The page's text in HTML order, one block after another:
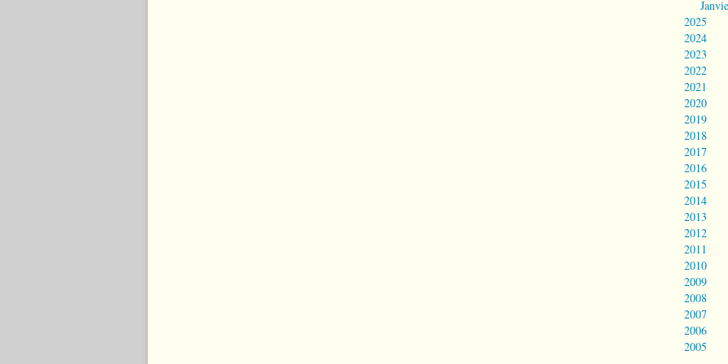
2025
2024
2023
2022
2021
2020
2019
2018
2017
2016
2015
2014
2013
2012
2011
2010
2009
2008
2007
2006
2005